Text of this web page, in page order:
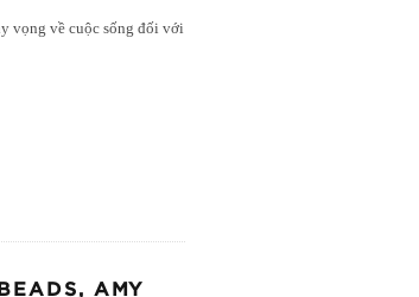
vọng về cuộc sống đối với
AMY